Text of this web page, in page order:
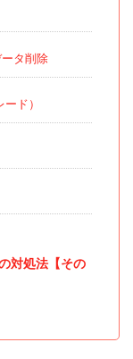
タ削除
ド）
対処法【その